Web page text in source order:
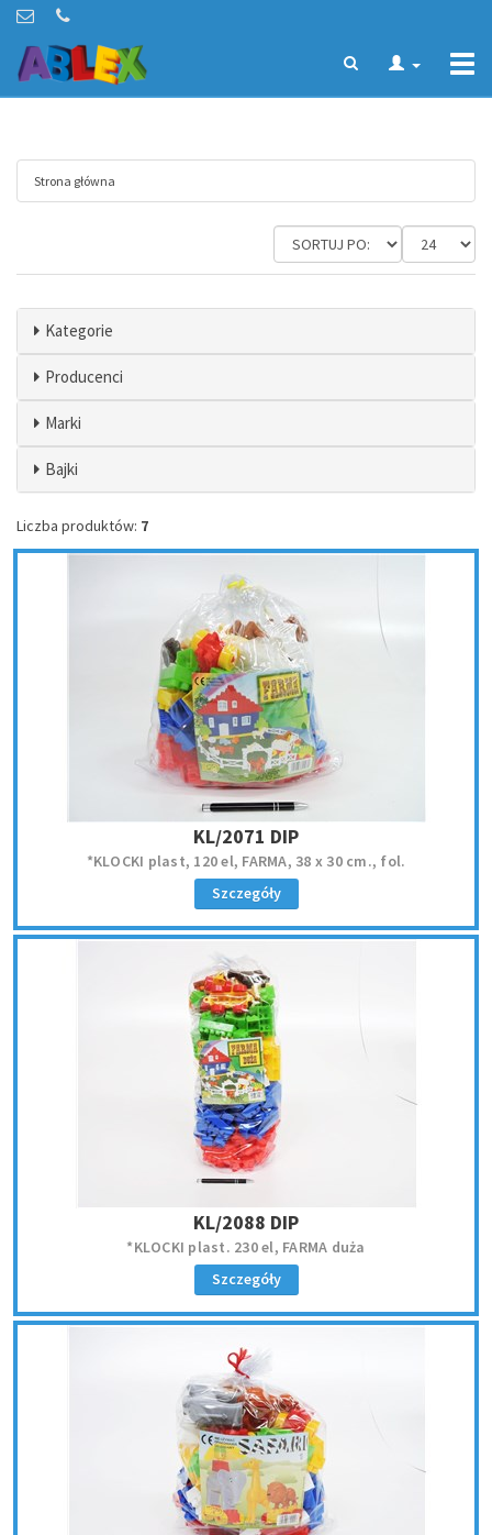
Strona główna
Kategorie
Producenci
Marki
Bajki
Liczba produktów: 7
KL/2071 DIP
*KLOCKI plast, 120 el, FARMA, 38 x 30 cm., fol.
Szczegóły
KL/2088 DIP
*KLOCKI plast. 230 el, FARMA duża
Szczegóły